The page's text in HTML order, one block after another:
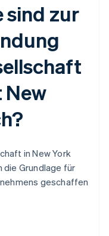
sind zur
New
in New York
die Grundlage für
geschaffen